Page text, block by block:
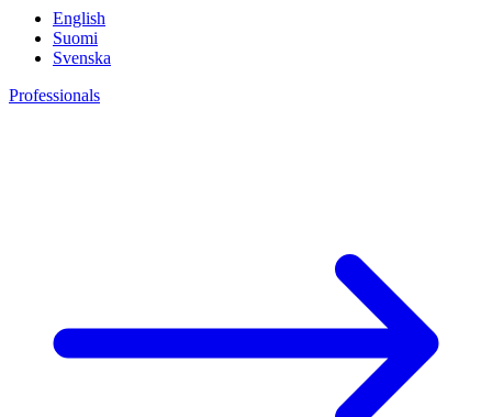
English
Suomi
Svenska
Professionals